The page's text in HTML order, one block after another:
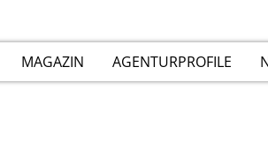
MAGAZIN AGENTURPROFILE